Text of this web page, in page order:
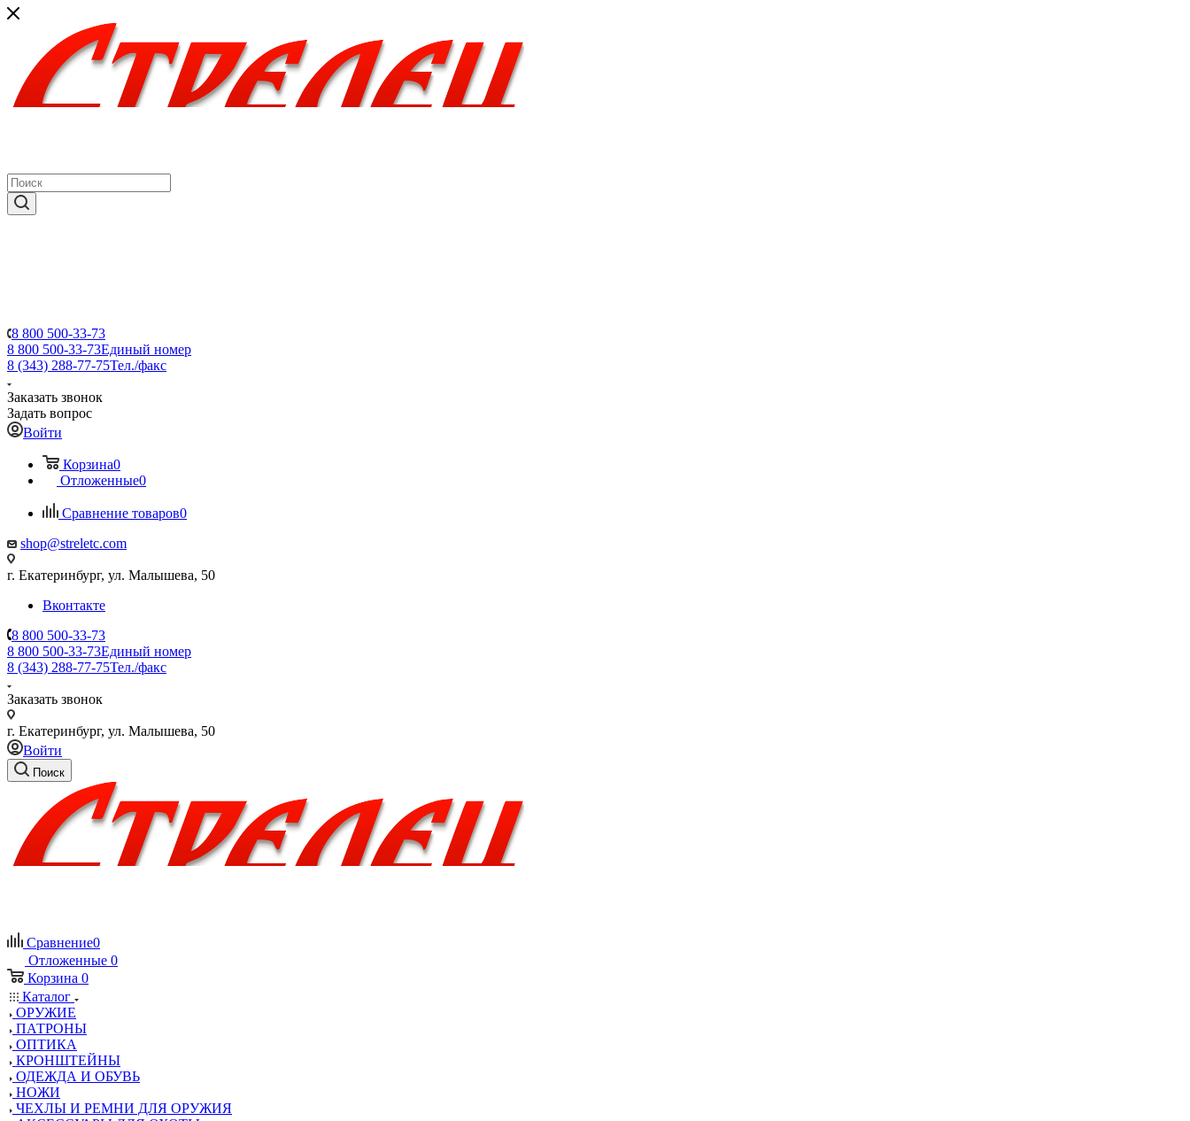
8 800 500-33-73
8 800 500-33-73Единый номер
8 (343) 288-77-75Тел./факс
Заказать звонок
Задать вопрос
Войти
Корзина0
Отложенные0
Сравнение товаров0
shop@streletc.com
г. Екатеринбург, ул. Малышева, 50
Вконтакте
8 800 500-33-73
8 800 500-33-73Единый номер
8 (343) 288-77-75Тел./факс
Заказать звонок
г. Екатеринбург, ул. Малышева, 50
Войти
Поиск
Сравнение0
Отложенные 0
Корзина 0
Каталог
ОРУЖИЕ
ПАТРОНЫ
ОПТИКА
КРОНШТЕЙНЫ
ОДЕЖДА И ОБУВЬ
НОЖИ
ЧЕХЛЫ И РЕМНИ ДЛЯ ОРУЖИЯ